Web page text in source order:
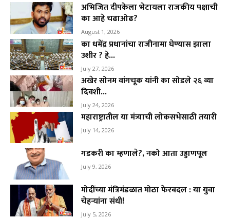
अभिजित दीपकेला भेटायला राजकीय पक्षाची
का आहे चढाओढ?
August 1, 2026
का धमेंद्र प्रधानांचा राजीनामा घेण्यास झाला
उशीर ? हे...
July 27, 2026
अखेर सोनम वांगचूक यांनी का सोडले २६ व्या
दिवशी...
July 24, 2026
महाराष्ट्रातील या मंत्र्याची लोकसभेसाठी तयारी
July 14, 2026
गडकरी का म्हणाले?, नको आता उड्डाणपूल
July 9, 2026
मोदींच्या मंत्रिमंडळात मोठा फेरबदल : या युवा
चेहऱ्यांना संधी!
July 5, 2026